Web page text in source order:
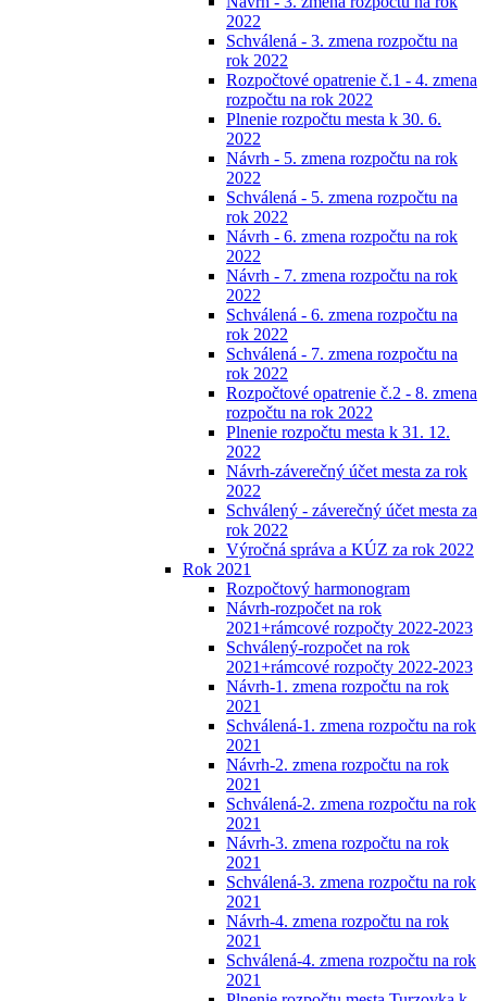
2022
Schválená - 3. zmena rozpočtu na
rok 2022
Rozpočtové opatrenie č.1 - 4. zmena
rozpočtu na rok 2022
Plnenie rozpočtu mesta k 30. 6.
2022
Návrh - 5. zmena rozpočtu na rok
2022
Schválená - 5. zmena rozpočtu na
rok 2022
Návrh - 6. zmena rozpočtu na rok
2022
Návrh - 7. zmena rozpočtu na rok
2022
Schválená - 6. zmena rozpočtu na
rok 2022
Schválená - 7. zmena rozpočtu na
rok 2022
Rozpočtové opatrenie č.2 - 8. zmena
rozpočtu na rok 2022
Plnenie rozpočtu mesta k 31. 12.
2022
Návrh-záverečný účet mesta za rok
2022
Schválený - záverečný účet mesta za
rok 2022
Výročná správa a KÚZ za rok 2022
Rok 2021
Rozpočtový harmonogram
Návrh-rozpočet na rok
2021+rámcové rozpočty 2022-2023
Schválený-rozpočet na rok
2021+rámcové rozpočty 2022-2023
Návrh-1. zmena rozpočtu na rok
2021
Schválená-1. zmena rozpočtu na rok
2021
Návrh-2. zmena rozpočtu na rok
2021
Schválená-2. zmena rozpočtu na rok
2021
Návrh-3. zmena rozpočtu na rok
2021
Schválená-3. zmena rozpočtu na rok
2021
Návrh-4. zmena rozpočtu na rok
2021
Schválená-4. zmena rozpočtu na rok
2021